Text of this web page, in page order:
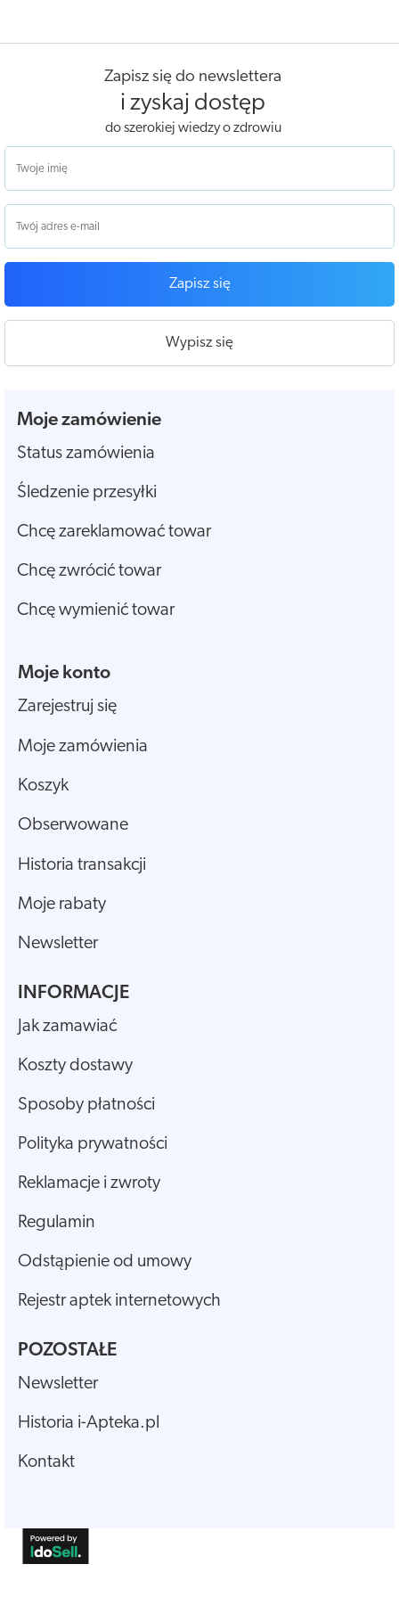
Zapisz się do newslettera
i zyskaj dostęp
do szerokiej wiedzy o zdrowiu
Zapisz się
Wypisz się
Moje zamówienie
Status zamówienia
Śledzenie przesyłki
Chcę zareklamować towar
Chcę zwrócić towar
Chcę wymienić towar
Moje konto
Zarejestruj się
Moje zamówienia
Koszyk
Obserwowane
Historia transakcji
Moje rabaty
Newsletter
INFORMACJE
Jak zamawiać
Koszty dostawy
Sposoby płatności
Polityka prywatności
Reklamacje i zwroty
Regulamin
Odstąpienie od umowy
Rejestr aptek internetowych
POZOSTAŁE
Newsletter
Historia i-Apteka.pl
Kontakt